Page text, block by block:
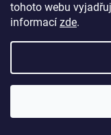
tohoto webu
informací zde.
Copyright 2026